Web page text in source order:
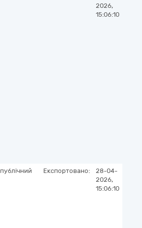
2026,
15:06:10
публічний Експортовано:
28-04-
2026,
15:06:10